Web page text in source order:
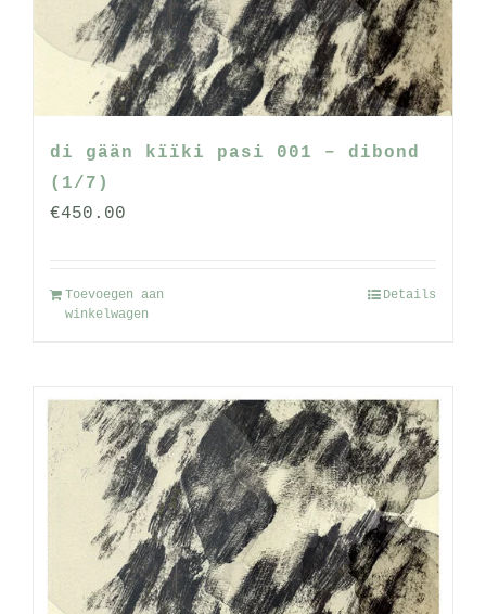
worden
op
de
productpagina
di gään kïïki pasi 001 – dibond
(1/7)
€450.00
Toevoegen aan
winkelwagen
Details